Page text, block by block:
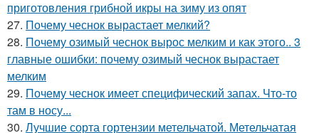
приготовления грибной икры на зиму из опят
27. Почему чеснок вырастает мелкий?
28. Почему озимый чеснок вырос мелким и как этого.. 3
главные ошибки: почему озимый чеснок вырастает
мелким
29. Почему чеснок имеет специфический запах. Что-то
там в носу...
30. Лучшие сорта гортензии метельчатой. Метельчатая